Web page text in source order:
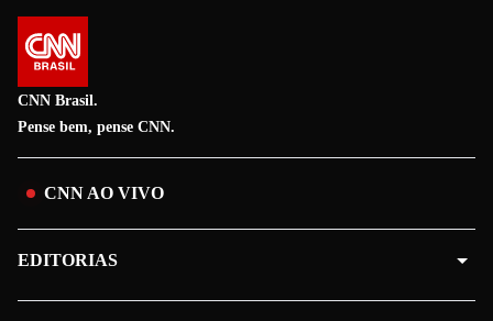
CNN Brasil.
Pense bem, pense CNN.
CNN AO VIVO
EDITORIAS